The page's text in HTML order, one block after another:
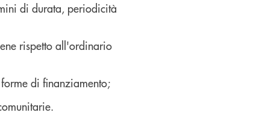
di durata, periodicità
rispetto all'ordinario
di finanziamento;